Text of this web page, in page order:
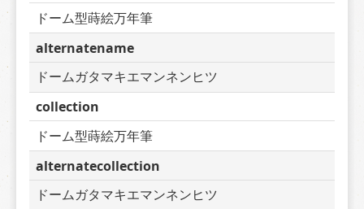
ドーム型蒔絵万年筆
alternatename
ドームガタマキエマンネンヒツ
collection
ドーム型蒔絵万年筆
alternatecollection
ドームガタマキエマンネンヒツ